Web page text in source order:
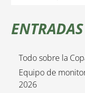
Todo sobre la
Equipo de
2026